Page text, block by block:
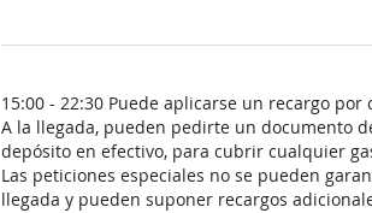
15:00 - 22:30 Puede aplicarse un recargo
A la llegada, pueden pedirte un documento
depósito en efectivo, para cubrir cualquier
Las peticiones especiales no se pueden
llegada y pueden suponer recargos